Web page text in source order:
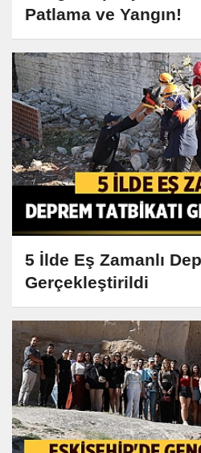
Patlama ve Yangın!
5 İlde Eş Zamanlı
Gerçekleştirildi